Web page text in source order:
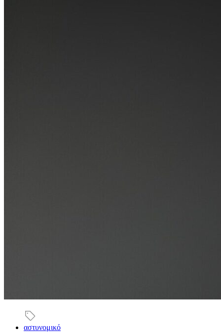
αστυνομικό